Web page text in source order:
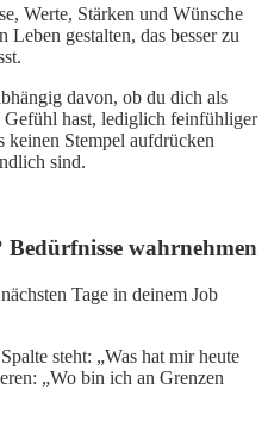
Werte, Stärken und Wünsche
Leben gestalten, das besser zu
davon, ob du dich als
Gefühl hast, lediglich feinfühliger
keinen Stempel aufdrücken
sind.
wahrnehmen
Tage in deinem Job
steht: „Was hat mir heute
„Wo bin ich an Grenzen